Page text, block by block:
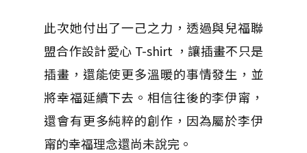
此次她付出了一己之力，透過與兒福聯
盟合作設計愛心 T-shirt ，讓插畫不只是
插畫，還能使更多溫暖的事情發生，並
將幸福延續下去。相信往後的李伊甯，
還會有更多純粹的創作，因為屬於李伊
甯的幸福理念還尚未說完。